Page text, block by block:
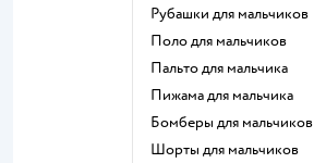
Рубашки для мальчиков
Поло для мальчиков
Пальто для мальчика
Пижама для мальчика
Бомберы для мальчиков
Шорты для мальчиков